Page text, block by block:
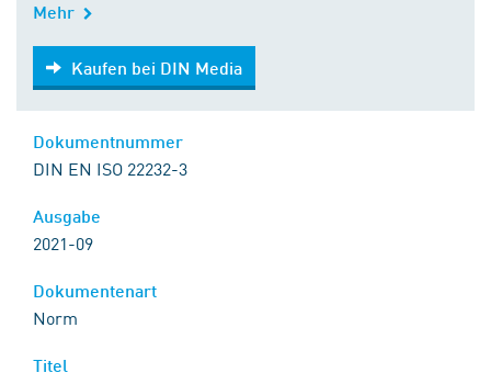
Mehr
Kaufen bei DIN Media
Kaufen bei DIN Media
DIN EN ISO 22232-3
2021-09
Norm